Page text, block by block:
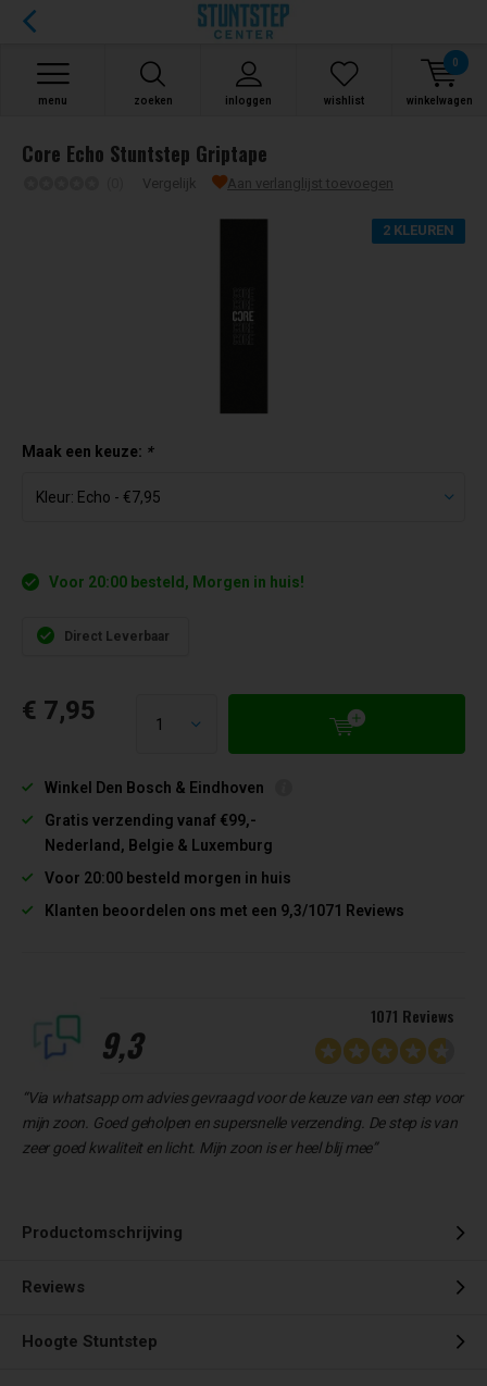
zoeken inloggen
menu wishlist winkelwagen
0
Core Echo Stuntstep Griptape
Vergelijk Aan verlanglijst toevoegen
2 KLEUREN
Maak een keuze: *
Voor 20:00 besteld, Morgen in huis!
Direct Leverbaar
€ 7,95
Winkel Den Bosch & Eindhoven
Gratis verzending vanaf €99,-
Nederland, Belgie & Luxemburg
Voor 20:00 besteld morgen in huis
Klanten beoordelen ons met een 9,3/1071 Reviews
9,3
1071 Reviews
“Via whatsapp om advies gevraagd voor de keuze van een step voor
mijn zoon. Goed geholpen en supersnelle verzending. De step is van
zeer goed kwaliteit en licht. Mijn zoon is er heel blij mee”
Productomschrijving
Reviews
Hoogte Stuntstep